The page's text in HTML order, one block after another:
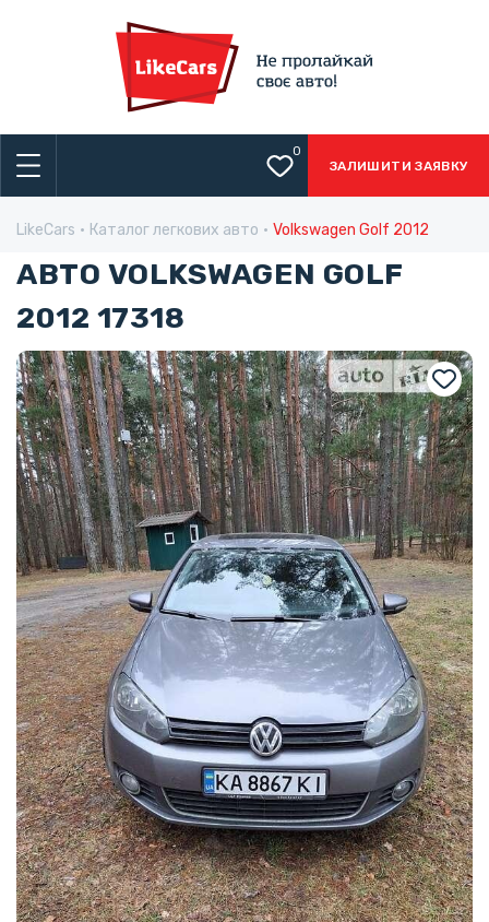
0
ЗАЛИШИТИ ЗАЯВКУ
LikeCars Каталог легкових авто Volkswagen Golf 2012
АВТО VOLKSWAGEN GOLF
2012 17318